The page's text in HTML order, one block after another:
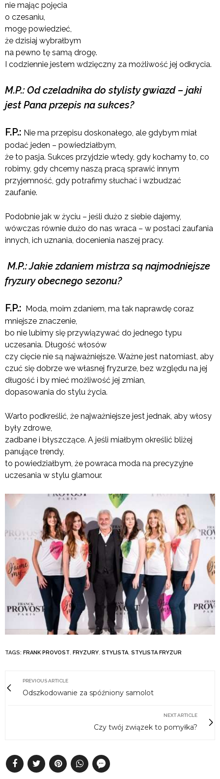
nie mając pojęcia
o czesaniu,
mogę powiedzieć,
że dzisiaj wybrałbym
na pewno tę samą drogę.
I codziennie jestem wdzięczny za możliwość jej odkrycia.
M.P.: Od czeladnika do stylisty gwiazd – jaki
jest Pana przepis na sukces?
F.P.: Nie ma przepisu doskonałego, ale gdybym miał
podać jeden – powiedziałbym,
że to pasja. Sukces przyjdzie wtedy, gdy kochamy to, co
robimy, gdy chcemy naszą pracą sprawić innym
przyjemność, gdy potrafimy słuchać i wzbudzać
zaufanie.
Podobnie jak w życiu – jeśli dużo z siebie dajemy,
wówczas równie dużo do nas wraca – w postaci zaufania
innych, ich uznania, docenienia naszej pracy.
M.P.: Jakie zdaniem mistrza są najmodniejsze
fryzury obecnego sezonu?
F.P.: Moda, moim zdaniem, ma tak naprawdę coraz
mniejsze znaczenie,
bo nie lubimy się przywiązywać do jednego typu
uczesania. Długość włosów
czy cięcie nie są najważniejsze. Ważne jest natomiast, aby
czuć się dobrze we własnej fryzurze, bez względu na jej
długość i by mieć możliwość jej zmian,
dopasowania do stylu życia.
Warto podkreślić, że najważniejsze jest jednak, aby włosy
były zdrowe,
zadbane i błyszczące. A jeśli miałbym określić bliżej
panujące trendy,
to powiedziałbym, że powraca moda na precyzyjne
uczesania w stylu glamour.
TAGS: FRANK PROVOST, FRYZURY, STYLISTA, STYLISTA FRYZUR
PREVIOUS ARTICLE
Odszkodowanie za spóźniony samolot
NEXT ARTICLE
Czy twój związek to pomyłka?